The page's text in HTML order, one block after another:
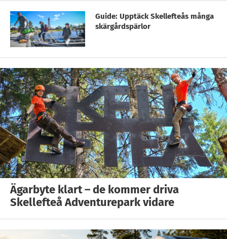
Guide: Upptäck Skellefteås många
skärgårdspärlor
Ägarbyte klart – de kommer driva
Skellefteå Adventurepark vidare